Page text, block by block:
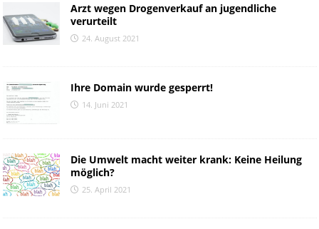
Arzt wegen Drogenverkauf an jugendliche
verurteilt
24. August 2021
Ihre Domain wurde gesperrt!
14. Juni 2021
Die Umwelt macht weiter krank: Keine Heilung
möglich?
25. April 2021